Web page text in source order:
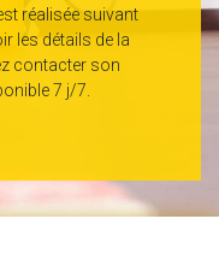
réalisée suivant
les détails de la
contacter son
7 j/7.